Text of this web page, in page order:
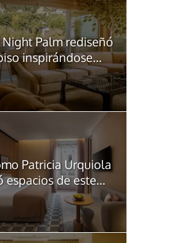
Palm rediseñó
inspirándose...
Patricia Urquiola
espacios de este...